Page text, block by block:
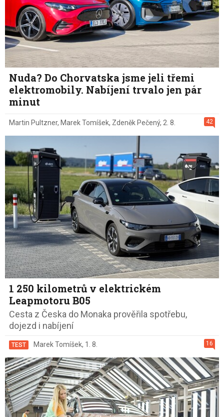
Nuda? Do Chorvatska jsme jeli třemi
elektromobily. Nabíjení trvalo jen pár
minut
42
Martin Pultzner, Marek Tomíšek, Zdeněk Pečený, 2. 8.
1 250 kilometrů v elektrickém
Leapmotoru B05
Cesta z Česka do Monaka prověřila spotřebu,
dojezd i nabíjení
16
TEST Marek Tomíšek, 1. 8.